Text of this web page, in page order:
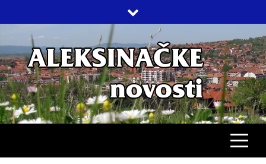
to
content
ДРУШТВО, КУЛТУРА, ЕКОНОМИЈА,
СПОРТ, ПОСЛОВНИ ИМЕНИК,